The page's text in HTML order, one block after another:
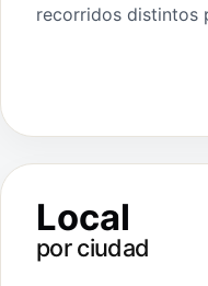
recorridos distintos
Local
por ciudad